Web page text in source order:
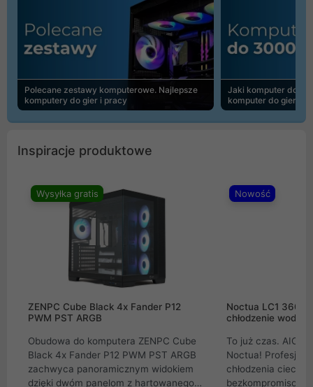
Polecane zestawy komputerowe. Najlepsze
komputery do gier i pracy
Jaki komputer do
komputer do gier |
Inspiracje produktowe
Wysyłka gratis
ZENPC Cube Black 4x Fander P12
PWM PST ARGB
Obudowa do komputera ZENPC Cube
Black 4x Fander P12 PWM PST ARGB
zachwyca panoramicznym widokiem
dzięki dwóm panelom z hartowanego
Nowość
Noctua LC1
chłodzenie wodne
To już czas. AIO
Noctua!
chłodzenia cieczą